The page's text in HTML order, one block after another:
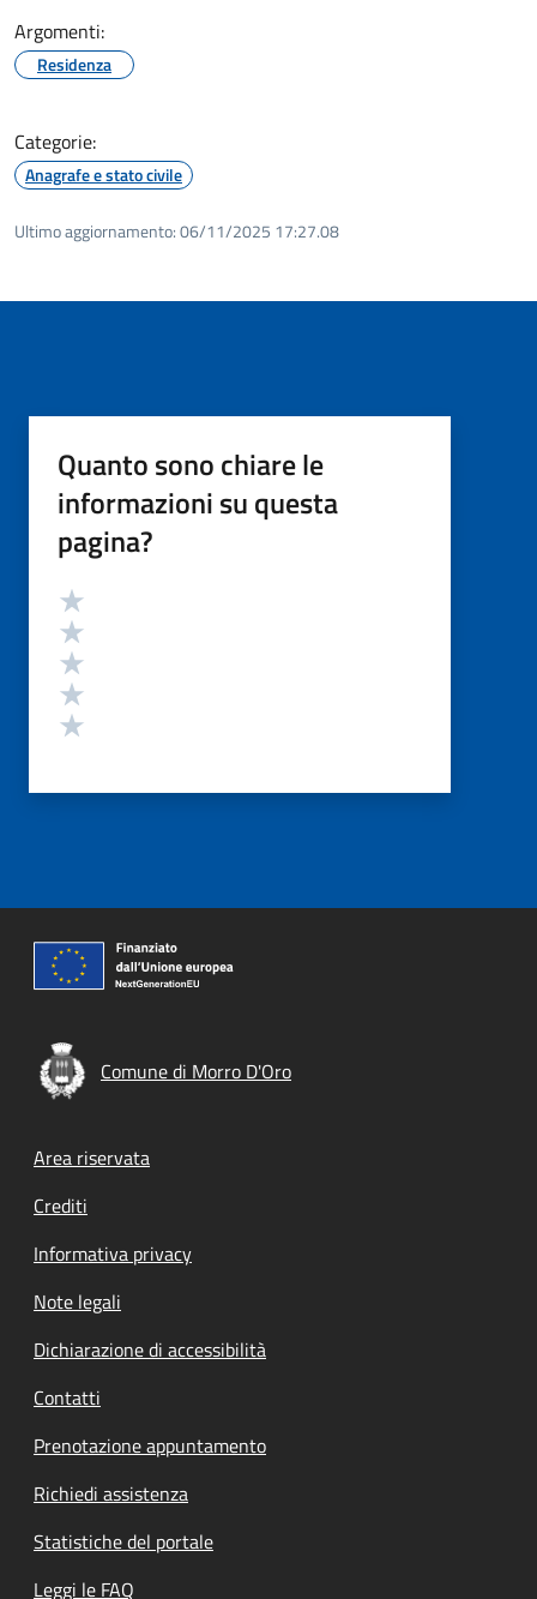
Argomenti:
Residenza
Categorie:
Anagrafe e stato civile
Ultimo aggiornamento:06/11/2025 17:27.08
Quanto sono chiare le
informazioni su questa
pagina?
Valutazione
Comune di Morro D'Oro
Footer menu
Area riservata
Crediti
Informativa privacy
Note legali
Dichiarazione di accessibilità
Contatti
Prenotazione appuntamento
Richiedi assistenza
Statistiche del portale
Leggi le FAQ